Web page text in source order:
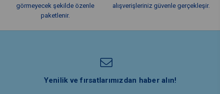
görmeyecek şekilde özenle
paketlenir.
alışverişleriniz güvenle gerçekleşir.
Yenilik ve fırsatlarımızdan haber alın!